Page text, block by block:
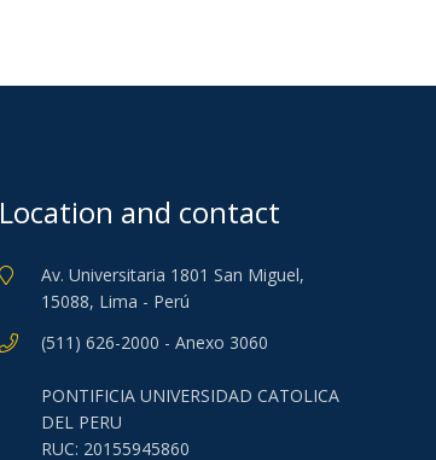
Location and contact
Av. Universitaria 1801 San Miguel,
15088, Lima - Perú
(511) 626-2000 - Anexo 3060
PONTIFICIA UNIVERSIDAD CATOLICA
DEL PERU
RUC: 20155945860